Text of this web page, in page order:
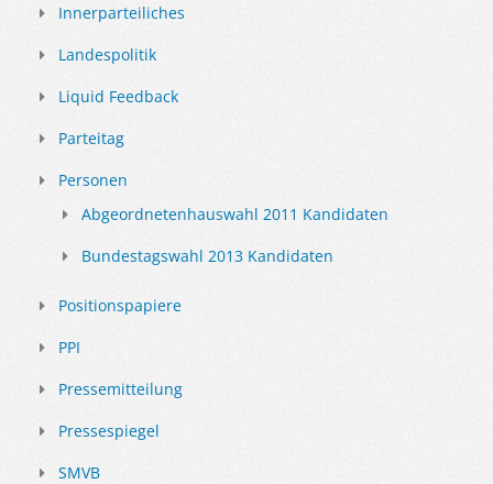
Innerparteiliches
Landespolitik
Liquid Feedback
Parteitag
Personen
Abgeordnetenhauswahl 2011 Kandidaten
Bundestagswahl 2013 Kandidaten
Positionspapiere
PPI
Pressemitteilung
Pressespiegel
SMVB